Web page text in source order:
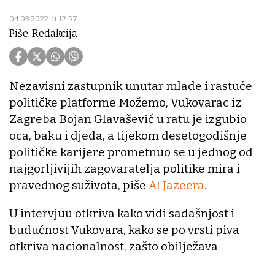
04.03.2022. u 12:57
Piše: Redakcija
Nezavisni zastupnik unutar mlade i rastuće
političke platforme Možemo, Vukovarac iz
Zagreba Bojan Glavašević u ratu je izgubio
oca, baku i djeda, a tijekom desetogodišnje
političke karijere prometnuo se u jednog od
najgorljivijih zagovaratelja politike mira i
pravednog suživota, piše Al Jazeera.
U intervjuu otkriva kako vidi sadašnjost i
budućnost Vukovara, kako se po vrsti piva
otkriva nacionalnost, zašto obilježava